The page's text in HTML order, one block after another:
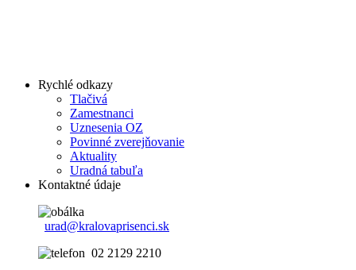
Rychlé odkazy
Tlačivá
Zamestnanci
Uznesenia OZ
Povinné zverejňovanie
Aktuality
Uradná tabuľa
Kontaktné údaje
urad@kralovaprisenci.sk
02 2129 2210